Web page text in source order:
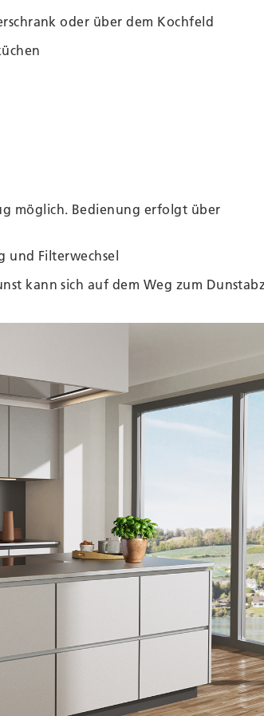
oder über dem Kochfeld
möglich. Bedienung erfolgt über
und Filterwechsel
kann sich auf dem Weg zum